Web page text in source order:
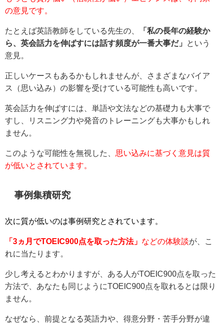
の意見です。
たとえば英語教師をしている先生の、
「私の長年の経験か
ら、英会話力を伸ばすには話す頻度が一番大事だ」
という
意見。
正しいケースもあるかもしれませんが、さまざまなバイア
ス（思い込み）の影響を受けている可能性も高いです。
英会話力を伸ばすには、単語や文法などの基礎力も大事で
すし、リスニング力や発音のトレーニングも大事かもしれ
ません。
このような可能性を無視した、 思い込みに基づく意見は質
が低いとされています。
事例集積研究
次に質が低いのは事例研究とされています。
「3ヵ月でTOEIC900点を取った方法」 などの体験談が、こ
れに当たります。
少し考えるとわかりますが、ある人がTOEIC900点を取った
方法で、あなたも同じようにTOEIC900点を取れるとは限り
ません。
なぜなら、前提となる英語力や、得意分野・苦手分野が違